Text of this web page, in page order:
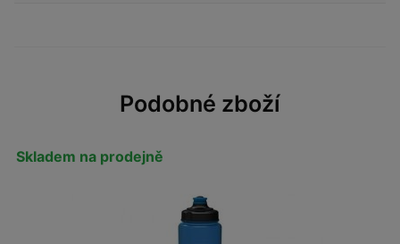
Podobné zboží
Skladem na prodejně